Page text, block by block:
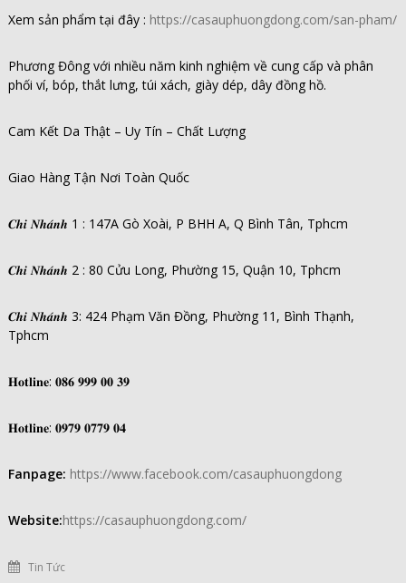
Xem sản phẩm tại đây : https://casauphuongdong.com/san-pham/
Phương Đông với nhiều năm kinh nghiệm về cung cấp và phân
phối ví, bóp, thắt lưng, túi xách, giày dép, dây đồng hồ.
Cam Kết Da Thật – Uy Tín – Chất Lượng
Giao Hàng Tận Nơi Toàn Quốc
𝑪𝒉𝒊 𝑵𝒉𝒂́𝒏𝒉 1 : 147A Gò Xoài, P BHH A, Q Bình Tân, Tphcm
𝑪𝒉𝒊 𝑵𝒉𝒂́𝒏𝒉 2 : 80 Cửu Long, Phường 15, Quận 10, Tphcm
𝑪𝒉𝒊 𝑵𝒉𝒂́𝒏𝒉 3: 424 Phạm Văn Đồng, Phường 11, Bình Thạnh,
Tphcm
𝐇𝐨𝐭𝐥𝐢𝐧𝐞: 𝟎𝟖𝟔 𝟗𝟗𝟗 𝟎𝟎 𝟑𝟗
𝐇𝐨𝐭𝐥𝐢𝐧𝐞: 𝟎𝟗𝟕𝟗 𝟎𝟕𝟕𝟗 𝟎𝟒
Fanpage: https://www.facebook.com/casauphuongdong
Website:https://casauphuongdong.com/
Tin Tức